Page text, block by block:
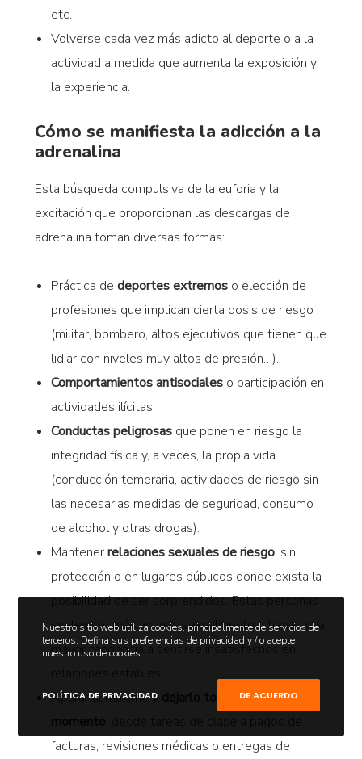
etc.
Volverse cada vez más adicto al deporte o a la
actividad a medida que aumenta la exposición y
la experiencia.
Cómo se manifiesta la adicción a la
adrenalina
Esta búsqueda compulsiva de la euforia y la
excitación que proporcionan las descargas de
adrenalina toman diversas formas:
Práctica de deportes extremoso elección de
profesiones que implican cierta dosis de riesgo
(militar, bombero, altos ejecutivos que tienen que
lidiar con niveles muy altos de presión…).
Comportamientos antisocialeso participación en
actividades ilícitas.
Conductas peligrosasque ponen en riesgo la
integridad física y, a veces, la propia vida
(conducción temeraria, actividades de riesgo sin
las necesarias medidas de seguridad, consumo
de alcohol y otras drogas).
Mantenerrelaciones sexuales de riesgo, sin
protección o en lugares públicos donde exista la
posibilidad de ser sorprendidos. Estas personas
suelen ser más activas sexualmente y tienen una
mayor tendencia a sentirse insatisfechos en
Apurar al máximo y
dejarlo todo para el último
facturas, revisiones médicas o entregas de
Nuestro sitio web utiliza cookies, principalmente de servicios de
terceros. Defina sus preferencias de privacidad y / o acepte
nuestro uso de cookies.
POLÍTICA DE PRIVACIDAD DE ACUERDO